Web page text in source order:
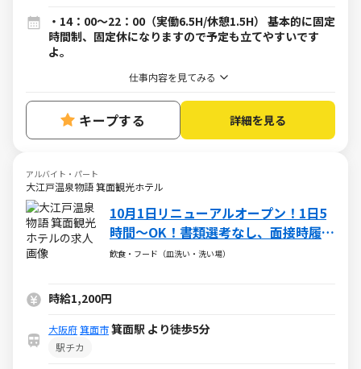
・14：00～22：00（実働6.5H/休憩1.5H） 基本的に固定
時間制、固定休になりますので予定も立てやすいです
よ。
仕事内容を見てみる
キープする 詳細を見る
アルバイト・パート
大江戸温泉物語 箕面観光ホテル
10月1日リニューアルオープン！1日5
時間～OK！書類選考なし、面接時履歴
書不要！
飲食・フード（皿洗い・洗い場）
時給1,200円
大阪府箕面市箕面駅 より徒歩5分
駅チカ